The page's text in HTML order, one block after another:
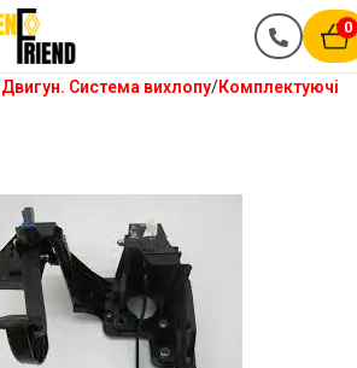
0
Двигун. Система вихлопу Комплектуючі